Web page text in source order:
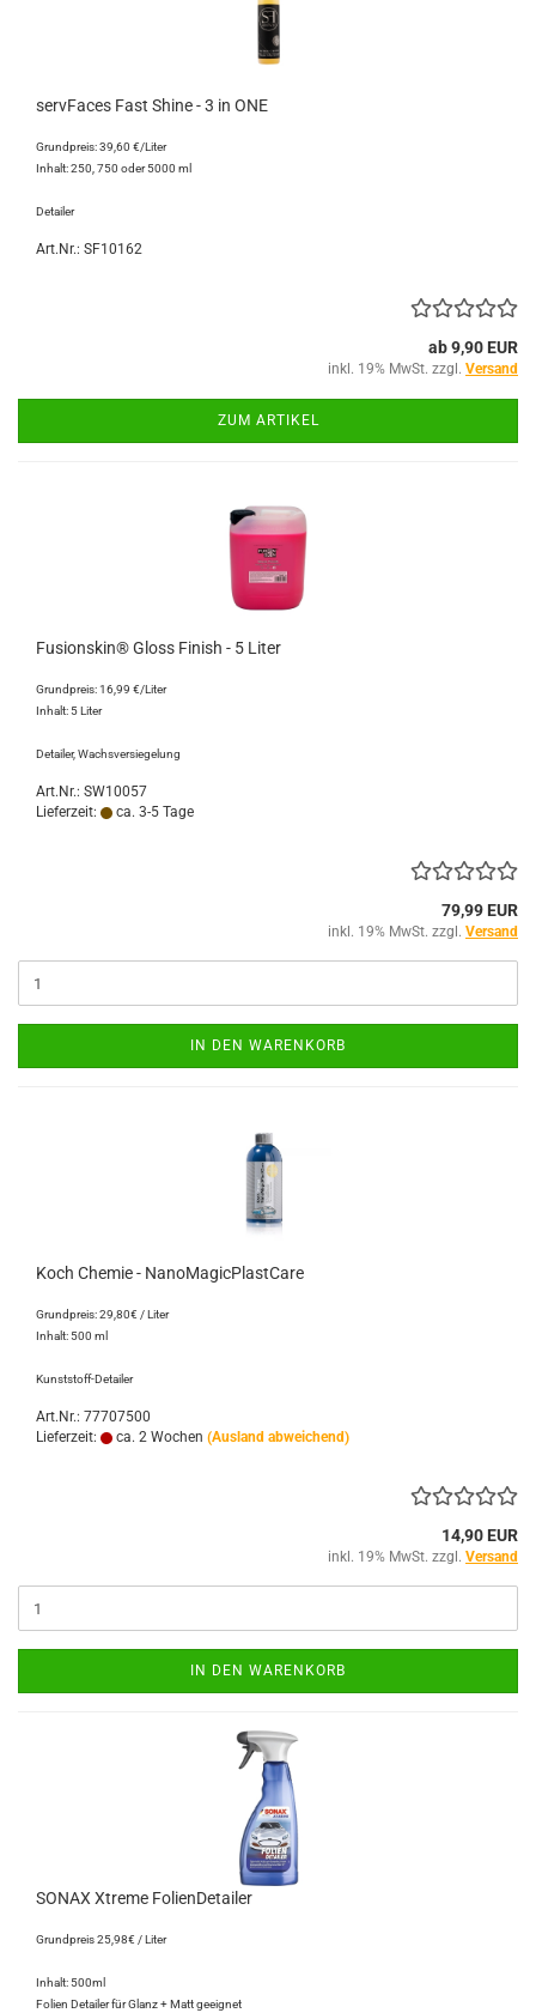
servFaces Fast Shine - 3 in ONE
Grundpreis: 39,60 €/Liter
Inhalt: 250, 750 oder 5000 ml
Detailer
Art.Nr.: SF10162
ab 9,90 EUR
inkl. 19% MwSt. zzgl. Versand
ZUM ARTIKEL
Fusionskin® Gloss Finish - 5 Liter
Grundpreis: 16,99 €/Liter
Inhalt: 5 Liter
Detailer, Wachsversiegelung
Art.Nr.: SW10057
Lieferzeit:
ca. 3-5 Tage
79,99 EUR
inkl. 19% MwSt. zzgl. Versand
IN DEN WARENKORB
Koch Chemie - NanoMagicPlastCare
Grundpreis: 29,80€ / Liter
Inhalt: 500 ml
Kunststoff-Detailer
Art.Nr.: 77707500
Lieferzeit:
ca. 2 Wochen (Ausland abweichend)
14,90 EUR
inkl. 19% MwSt. zzgl. Versand
IN DEN WARENKORB
SONAX Xtreme FolienDetailer
Grundpreis 25,98€ / Liter
Inhalt: 500ml
Folien Detailer für Glanz + Matt geeignet